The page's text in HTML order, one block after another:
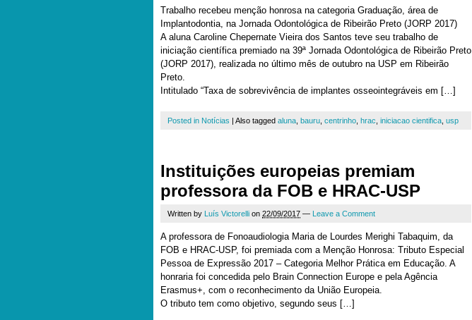
Trabalho recebeu menção honrosa na categoria Graduação, área de
Implantodontia, na Jornada Odontológica de Ribeirão Preto (JORP 2017)
A aluna Caroline Chepernate Vieira dos Santos teve seu trabalho de
iniciação científica premiado na 39ª Jornada Odontológica de Ribeirão Preto
(JORP 2017), realizada no último mês de outubro na USP em Ribeirão
Preto.
Intitulado “Taxa de sobrevivência de implantes osseointegráveis em […]
Posted in Notícias | Also tagged aluna bauru centrinho hrac iniciacao cientifica usp
Instituições europeias premiam
professora da FOB e HRAC-USP
Written by Luís Victorelli on 22/09/2017 — Leave a Comment
A professora de Fonoaudiologia Maria de Lourdes Merighi Tabaquim, da
FOB e HRAC-USP, foi premiada com a Menção Honrosa: Tributo Especial
Pessoa de Expressão 2017 – Categoria Melhor Prática em Educação. A
honraria foi concedida pelo Brain Connection Europe e pela Agência
Erasmus+, com o reconhecimento da União Europeia.
O tributo tem como objetivo, segundo seus […]